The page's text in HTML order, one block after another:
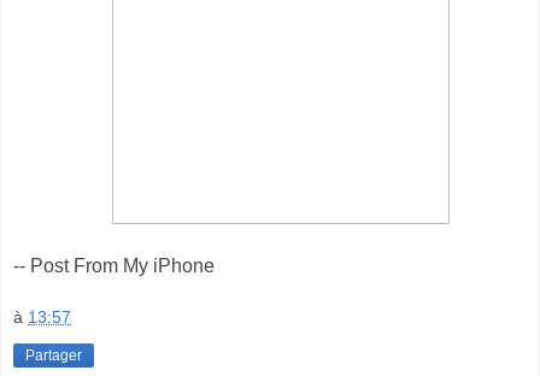
-- Post From My iPhone
à 13:57
Partager